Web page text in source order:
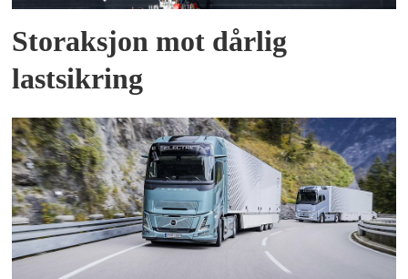
Storaksjon mot dårlig
lastsikring